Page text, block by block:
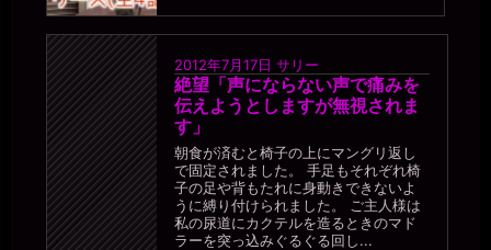
2012年7月17日 サリー
絶望「声にならない声で痛みを
伝えようとしますが無視されま
す」
朝食が済むと椅子の上にマングリ返し
で固定されました。 手足もそれぞれ椅
子の足や背もたれに身動きできないよ
うに縛り付けられました。 ご主人様は
私の尿道にカクテルを造るときのマド
ラーを突っ込みぐるぐる回し...